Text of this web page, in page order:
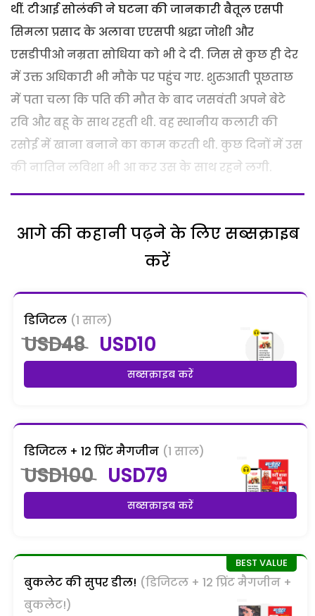
थीं. टीआई सोलंकी ने घटना की जानकारी बैतूल एसपी
सिमला प्रसाद के अलावा एएसपी श्रद्धा जोशी और
एसडीपीओ नम्रता सोधिया को भी दे दी. जिस से कुछ ही देर
में उक्त अधिकारी भी मौके पर पहुंच गए. शुरुआती पूछताछ
में पता चला कि पति की मौत के बाद जसवंती अपने बेटे
रवि और बहू के साथ रहती थी. वह स्थानीय कलारी की
रसोई में खाना बनाने का काम करती थी. कुछ दिनों में उस
की नातिन लविशा भी आ कर उस के साथ रहने लगी.
आगे की कहानी पढ़ने के लिए सब्सक्राइब
करें
डिजिटल (1 साल)
USD48 USD10
सब्सक्राइब करें
डिजिटल + 12 प्रिंट मैगजीन (1 साल)
USD100 USD79
सब्सक्राइब करें
बुकलेट की सुपर डील! (डिजिटल + 12 प्रिंट मैगजीन +
बुकलेट!)